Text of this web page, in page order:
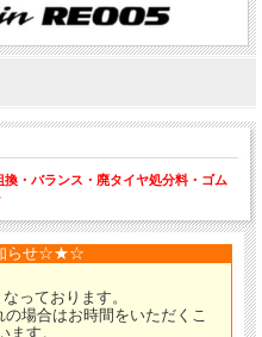
バランス・廃タイヤ処分料・ゴム
らせ☆★☆
っております。
場合はお時間をいただくこ
ます。